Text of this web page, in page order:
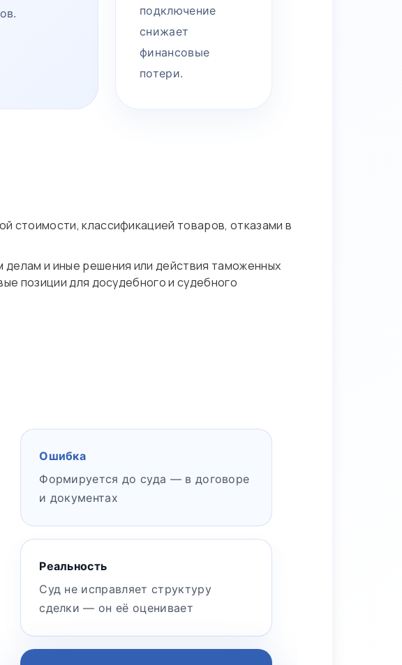
подключение
снижает
финансовые
потери.
стоимости, классификацией товаров, отказами в
и иные решения или действия таможенных
позиции для досудебного и судебного
Ошибка
Формируется до суда — в договоре
и документах
Реальность
Суд не исправляет структуру
сделки — он её оценивает